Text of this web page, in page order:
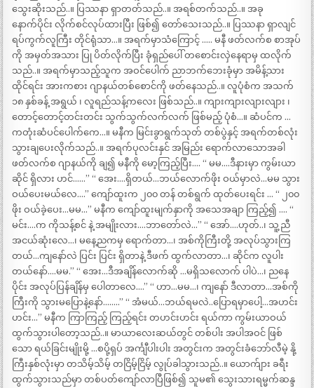
သွေးဆိုးသည်..။ ပြဿနာ ရှာတတ်သည်..။ အရစ်တက်သည်..။ အခု
နောက်ပိုင်း လိုက်စင်လုပ်ထားပြီး ဖြစ်၍ တော်သေးသည်..။ ပြဿနာ ရှာလျင်
ရပ်ကွက်လူကြီး တိုင်ရုံသာ…။ အရက်မှာသံကြောင့် ….. မနီ ဖတ်လက်စ စာအုပ်
ကို အမှတ်အသား ပြု ပိတ်လိုက်ပြီး ခုံရှည်ပေါ် တစောင်းလှဲနေရာမှ ထလိုက်
သည်..။ အရက်မှာသည့်သူက အဝင်ပေါက် ညာဘက်ဘေးခုံမှာ အမိန့်သား
ထိုင်ရင်း အားကစား ဂျာနယ်တစ်စောင်ကို ဖတ်နေသည်..။ လူပုံစံက အသက်
၁၈ နှစ်ခန့် အရွယ် ၊ လူရည်သန့်ကလေး ဖြစ်သည်..။ ကျားကျားလျားလျား ၊
တောင့်တောင့်တင်းတင်း သွက်သွက်လက်လက် ဖြစ်မည့် ပုံစံ…။ ဆံပင်က …
ကတုံးဆံပင်ပေါက်ကေ…။ မနီက မြင်းခွာရွက်သုတ် တစ်ပွဲနှင့် အရက်တစ်လုံး
သွားချပေးလိုက်သည်..။ အရက်ပုလင်းနှင် အမြည်း ရောက်လာသောအခါ
ဖတ်လက်စ ဂျာနယ်ကို ချ၍ မနီကို မော့ကြည့်ပြီး…. “ မမ….ဒီနားမှာ ကွမ်းယာ
ဆိုင် ရှိလား ဟင်……” “ အေး….ရှိတယ်…ဘယ်လောက်ဖိုး ဝယ်မှာလဲ…မမ သွား
ဝယ်ပေးမယ်လေ….” ကျော်ထူးက ၂၀၀ တန် တစ်ရွက် ထုတ်ပေးရင်း … “ ၂၀၀
ဖိုး ဝယ်ခဲ့ပေး…မမ…” မနီက ကျော်ထူးမျက်နှာကို အသေအချာ ကြည့်၍ …. “
မင်း….က ကိုသန့်စင် နဲ့ အမျိုးလား….ဘာတော်လဲ…” “ အော်….ဟုတ်..၊ သူ့ညီ
အငယ်ဆုံးလေ…၊ မနေ့ညကမှ ရောက်တာ…၊ အစ်ကိုကြီးတို့ အလုပ်သွားကြ
တယ်…ကျနော်လဲ ပြင်း ပြင်း ရှိတာနဲ့ ဒီဖက် ထွက်လာတာ…၊ ဆိုင်က လူပါး
တယ်နော်….မမ.” “ အေး…ဒီအချိန်လောက်ဆို …မရှိသလောက် ပါပဲ…၊ ညနေ
ပိုင်း အလုပ်ပြန်ချိန်မှ ပေါတာလေ….” “ ဟာ…မမ…၊ ကျနော် ဒီလာတာ…အစ်ကို
ကြီးကို သွားမပြောနဲ့နော်……..” “ အံမယ်…ဘယ်ရမလဲ..ပြောရမှာပေါ့…အဟင်း
ဟင်း…” မနီက ကြာကြည့် ကြည့်ရင်း တဟင်းဟင်း ရယ်ကာ ကွမ်းယာဝယ်
ထွက်သွားပါတော့သည်..။ မာယာလေးဆယ်တွင် တစ်ပါး အပါအဝင် ဖြစ်
သော ရယ်ခြင်းမျိုးမို့ …စပို့ရှပ် အင်္ကျီပါးပါး အတွင်းက အတွင်းခံဘော်လီမဲ့ နို့
ကြီးနှစ်လုံးမှာ တသိမ့်သိမ့် တငြိမ့်ငြိမ့် လွုပ်ခါသွားသည်..။ ယောက်ျား ခရီး
ထွက်သွားသည်မှာ တစ်ပတ်ကျော်လာပြီဖြစ်၍ သူမ၏ သွေးသားရမ္မက်ဆန္ဒ